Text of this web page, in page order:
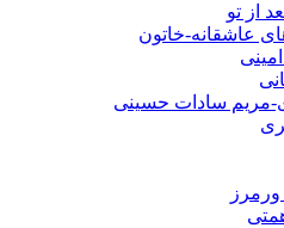
از تو
عاشقانه‌-خاتون
مریم سادات حسینی